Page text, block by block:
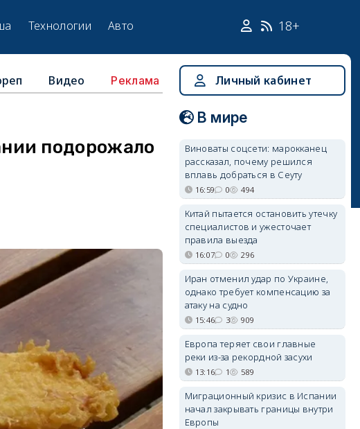
Технологии Авто 18+
Видео Реклама
подорожало
Личный кабинет
В мире
Виноваты соцсети: марокканец
рассказал, почему решился
вплавь добраться в Сеуту
16:59 0 494
Китай пытается остановить утечку
специалистов и ужесточает
правила выезда
16:07 0 296
Иран отменил удар по Украине,
однако требует компенсацию за
атаку на судно
15:46 3 909
Европа теряет свои главные
реки из-за рекордной засухи
13:16 1 589
Миграционный кризис в Испании
начал закрывать границы внутри
Европы